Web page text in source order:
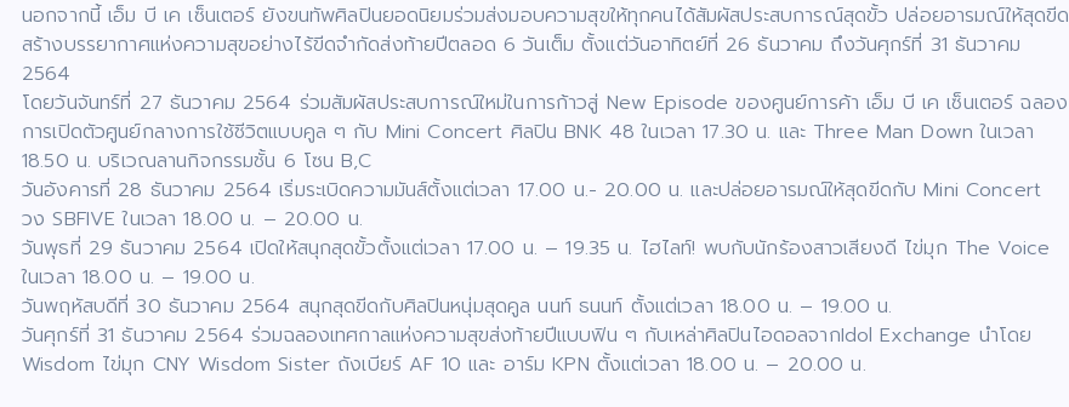
นอกจากนี้ เอ็ม บี เค เซ็นเตอร์ ยังขนทัพศิลปินยอดนิยมร่วมส่งมอบความสุขให้ทุกคนได้สัมผัสประสบการณ์สุดขั้ว ปล่อยอารมณ์ให้สุดขีด
สร้างบรรยากาศแห่งความสุขอย่างไร้ขีดจำกัดส่งท้ายปีตลอด 6 วันเต็ม ตั้งแต่วันอาทิตย์ที่ 26 ธันวาคม ถึงวันศุกร์ที่ 31 ธันวาคม
2564
โดยวันจันทร์ที่ 27 ธันวาคม 2564 ร่วมสัมผัสประสบการณ์ใหม่ในการก้าวสู่ New Episode ของศูนย์การค้า เอ็ม บี เค เซ็นเตอร์ ฉลอง
การเปิดตัวศูนย์กลางการใช้ชีวิตแบบคูล ๆ กับ Mini Concert ศิลปิน BNK 48 ในเวลา 17.30 น. และ Three Man Down ในเวลา
18.50 น. บริเวณลานกิจกรรมชั้น 6 โซน B,C
วันอังคารที่ 28 ธันวาคม 2564 เริ่มระเบิดความมันส์ตั้งแต่เวลา 17.00 น.- 20.00 น. และปล่อยอารมณ์ให้สุดขีดกับ Mini Concert
วง SBFIVE ในเวลา 18.00 น. – 20.00 น.
วันพุธที่ 29 ธันวาคม 2564 เปิดให้สนุกสุดขั้วตั้งแต่เวลา 17.00 น. – 19.35 น. ไฮไลท์! พบกับนักร้องสาวเสียงดี ไข่มุก The Voice
ในเวลา 18.00 น. – 19.00 น.
วันพฤหัสบดีที่ 30 ธันวาคม 2564 สนุกสุดขีดกับศิลปินหนุ่มสุดคูล นนท์ ธนนท์ ตั้งแต่เวลา 18.00 น. – 19.00 น.
วันศุกร์ที่ 31 ธันวาคม 2564 ร่วมฉลองเทศกาลแห่งความสุขส่งท้ายปีแบบฟิน ๆ กับเหล่าศิลปินไอดอลจากIdol Exchange นำโดย
Wisdom ไข่มุก CNY Wisdom Sister ถังเบียร์ AF 10 และ อาร์ม KPN ตั้งแต่เวลา 18.00 น. – 20.00 น.